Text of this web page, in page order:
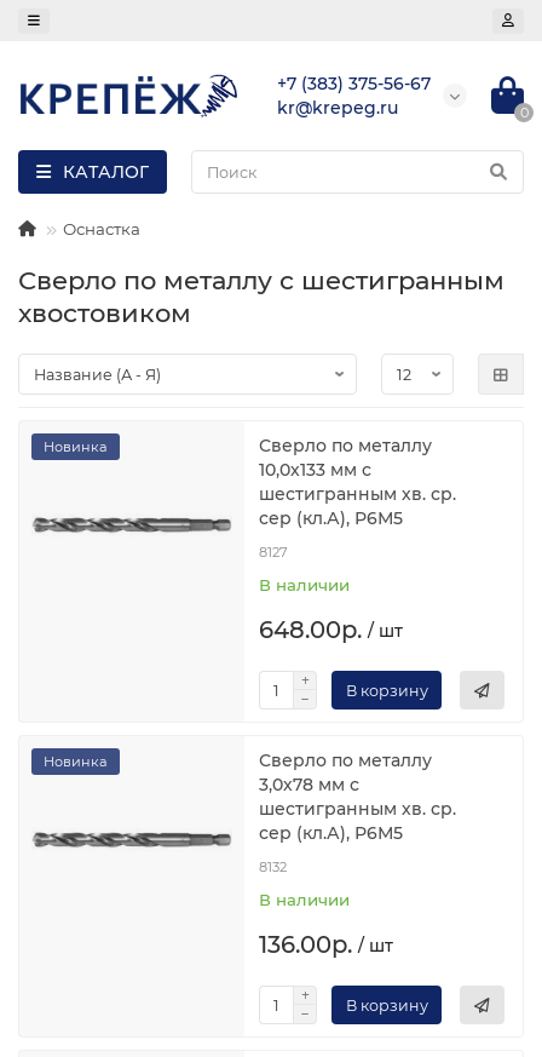
+7 (383) 375-56-67
kr@krepeg.ru
0
КАТАЛОГ
Оснастка
Сверло по металлу с шестигранным
хвостовиком
Новинка
Сверло по металлу
10,0х133 мм с
шестигранным хв. ср.
сер (кл.А), Р6М5
8127
В наличии
648.00р. / шт
В корзину
Новинка
Сверло по металлу
3,0х78 мм с
шестигранным хв. ср.
сер (кл.А), Р6М5
8132
В наличии
136.00р. / шт
В корзину